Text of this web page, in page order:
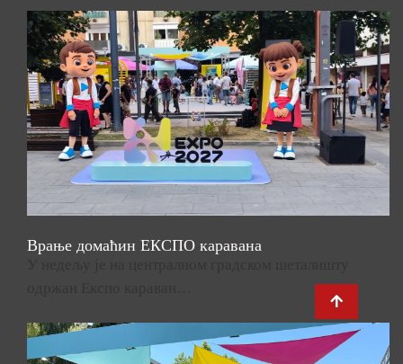
Врање домаћин ЕКСПО каравана